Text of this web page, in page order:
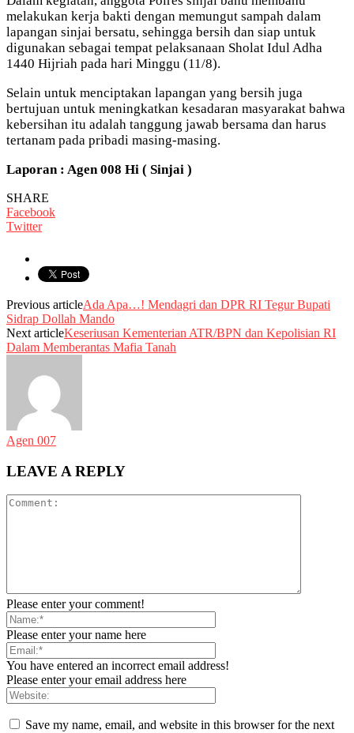
melakukan kerja bakti dengan memungut sampah dalam
lapangan sinjai bersatu, sehingga bersih dan siap untuk
digunakan sebagai tempat pelaksanaan Sholat Idul Adha
1440 Hijriah pada hari Minggu (11/8).
Selain untuk menciptakan lapangan yang bersih juga
bertujuan untuk meningkatkan kesadaran masyarakat bahwa
kebersihan itu adalah tanggung jawab bersama dan harus
tertanam pada pribadi masing-masing.
Laporan : Agen 008 Hi ( Sinjai )
SHARE
Facebook
Twitter
Previous articleAda Apa…! Mendagri dan DPR RI Tegur Bupati
Sidrap Dollah Mando
Next articleKeseriusan Kementerian ATR/BPN dan Kepolisian RI
Dalam Memberantas Mafia Tanah
Agen 007
LEAVE A REPLY
Please enter your comment!
Please enter your name here
You have entered an incorrect email address!
Please enter your email address here
Save my name, email, and website in this browser for the next